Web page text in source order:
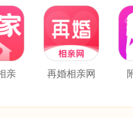
亲 再婚相亲网